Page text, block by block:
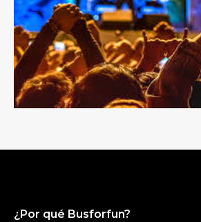
¿Por qué Busforfun?